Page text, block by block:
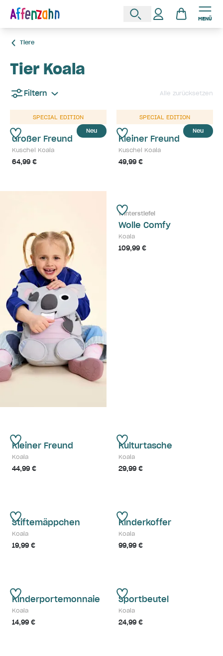
MENÜ
Tiere
Tier Koala
Filtern Alle zurücksetzen
Neu
SPECIAL EDITION
Großer Freund
Kuschel Koala
64,99 €
Neu
SPECIAL EDITION
Kleiner Freund
Kuschel Koala
49,99 €
Winterstiefel
Wolle Comfy
Koala
109,99 €
Kleiner Freund
Koala
44,99 €
Kulturtasche
Koala
29,99 €
Stiftemäppchen
Koala
19,99 €
Kinderkoffer
Koala
99,99 €
Kinderportemonnaie
Koala
14,99 €
Sportbeutel
Koala
24,99 €